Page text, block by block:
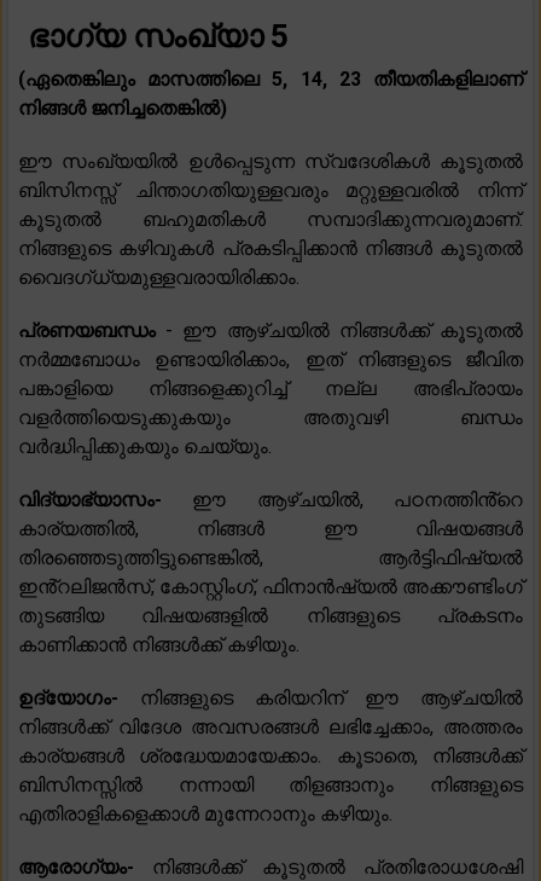
ഭാഗ്യ സംഖ്യാ 5
(ഏതെങ്കിലും മാസത്തിലെ 5, 14, 23 തീയതികളിലാണ്
നിങ്ങൾ ജനിച്ചതെങ്കിൽ)
ഈ സംഖ്യയിൽ ഉൾപ്പെടുന്ന സ്വദേശികൾ കൂടുതൽ
ബിസിനസ്സ് ചിന്താഗതിയുള്ളവരും മറ്റുള്ളവരിൽ നിന്ന്
കൂടുതൽ ബഹുമതികൾ സമ്പാദിക്കുന്നവരുമാണ്.
നിങ്ങളുടെ കഴിവുകൾ പ്രകടിപ്പിക്കാൻ നിങ്ങൾ കൂടുതൽ
വൈദഗ്ധ്യമുള്ളവരായിരിക്കാം.
പ്രണയബന്ധം - ഈ ആഴ്‌ചയിൽ നിങ്ങൾക്ക് കൂടുതൽ
നർമ്മബോധം ഉണ്ടായിരിക്കാം, ഇത് നിങ്ങളുടെ ജീവിത
പങ്കാളിയെ നിങ്ങളെക്കുറിച്ച് നല്ല അഭിപ്രായം
വളർത്തിയെടുക്കുകയും അതുവഴി ബന്ധം
വർദ്ധിപ്പിക്കുകയും ചെയ്യും.
വിദ്യാഭ്യാസം- ഈ ആഴ്‌ചയിൽ, പഠനത്തിൻ്റെ
കാര്യത്തിൽ, നിങ്ങൾ ഈ വിഷയങ്ങൾ
തിരഞ്ഞെടുത്തിട്ടുണ്ടെങ്കിൽ, ആർട്ടിഫിഷ്യൽ
ഇൻ്റലിജൻസ്, കോസ്റ്റിംഗ്, ഫിനാൻഷ്യൽ അക്കൗണ്ടിംഗ്
തുടങ്ങിയ വിഷയങ്ങളിൽ നിങ്ങളുടെ പ്രകടനം
കാണിക്കാൻ നിങ്ങൾക്ക് കഴിയും.
ഉദ്യോഗം- നിങ്ങളുടെ കരിയറിന് ഈ ആഴ്ചയിൽ
നിങ്ങൾക്ക് വിദേശ അവസരങ്ങൾ ലഭിച്ചേക്കാം, അത്തരം
കാര്യങ്ങൾ ശ്രദ്ധേയമായേക്കാം. കൂടാതെ, നിങ്ങൾക്ക്
ബിസിനസ്സിൽ നന്നായി തിളങ്ങാനും നിങ്ങളുടെ
എതിരാളികളെക്കാൾ മുന്നേറാനും കഴിയും.
ആരോഗ്യം- നിങ്ങൾക്ക് കൂടുതൽ പ്രതിരോധശേഷി